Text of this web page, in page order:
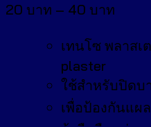
20 บาท – 40 บาท
20 บ
40 บ
เทนโซ พลาสเ
plaster
ใช้สำหรับปิดบ
เพื่อป้องกันแผ